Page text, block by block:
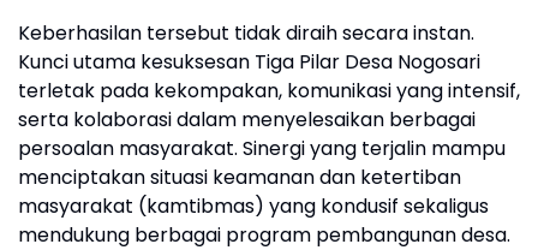
Keberhasilan tersebut tidak diraih secara instan.
Kunci utama kesuksesan Tiga Pilar Desa Nogosari
terletak pada kekompakan, komunikasi yang intensif,
serta kolaborasi dalam menyelesaikan berbagai
persoalan masyarakat. Sinergi yang terjalin mampu
menciptakan situasi keamanan dan ketertiban
masyarakat (kamtibmas) yang kondusif sekaligus
mendukung berbagai program pembangunan desa.